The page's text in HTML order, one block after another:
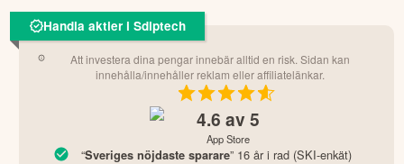
Handla aktier i Sdiptech
Att investera dina pengar innebär alltid en risk. Sidan kan
innehålla/innehåller reklam eller affiliatelänkar.
4.6 av 5
App Store
“Sveriges nöjdaste sparare” 16 år i rad (SKI-enkät)